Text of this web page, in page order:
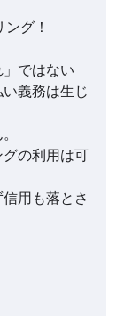
グ！
ではない
義務は生じ
グの利用は可
用も落とさ